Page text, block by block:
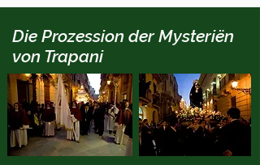
Die Prozession der Mysteriën
von Trapani